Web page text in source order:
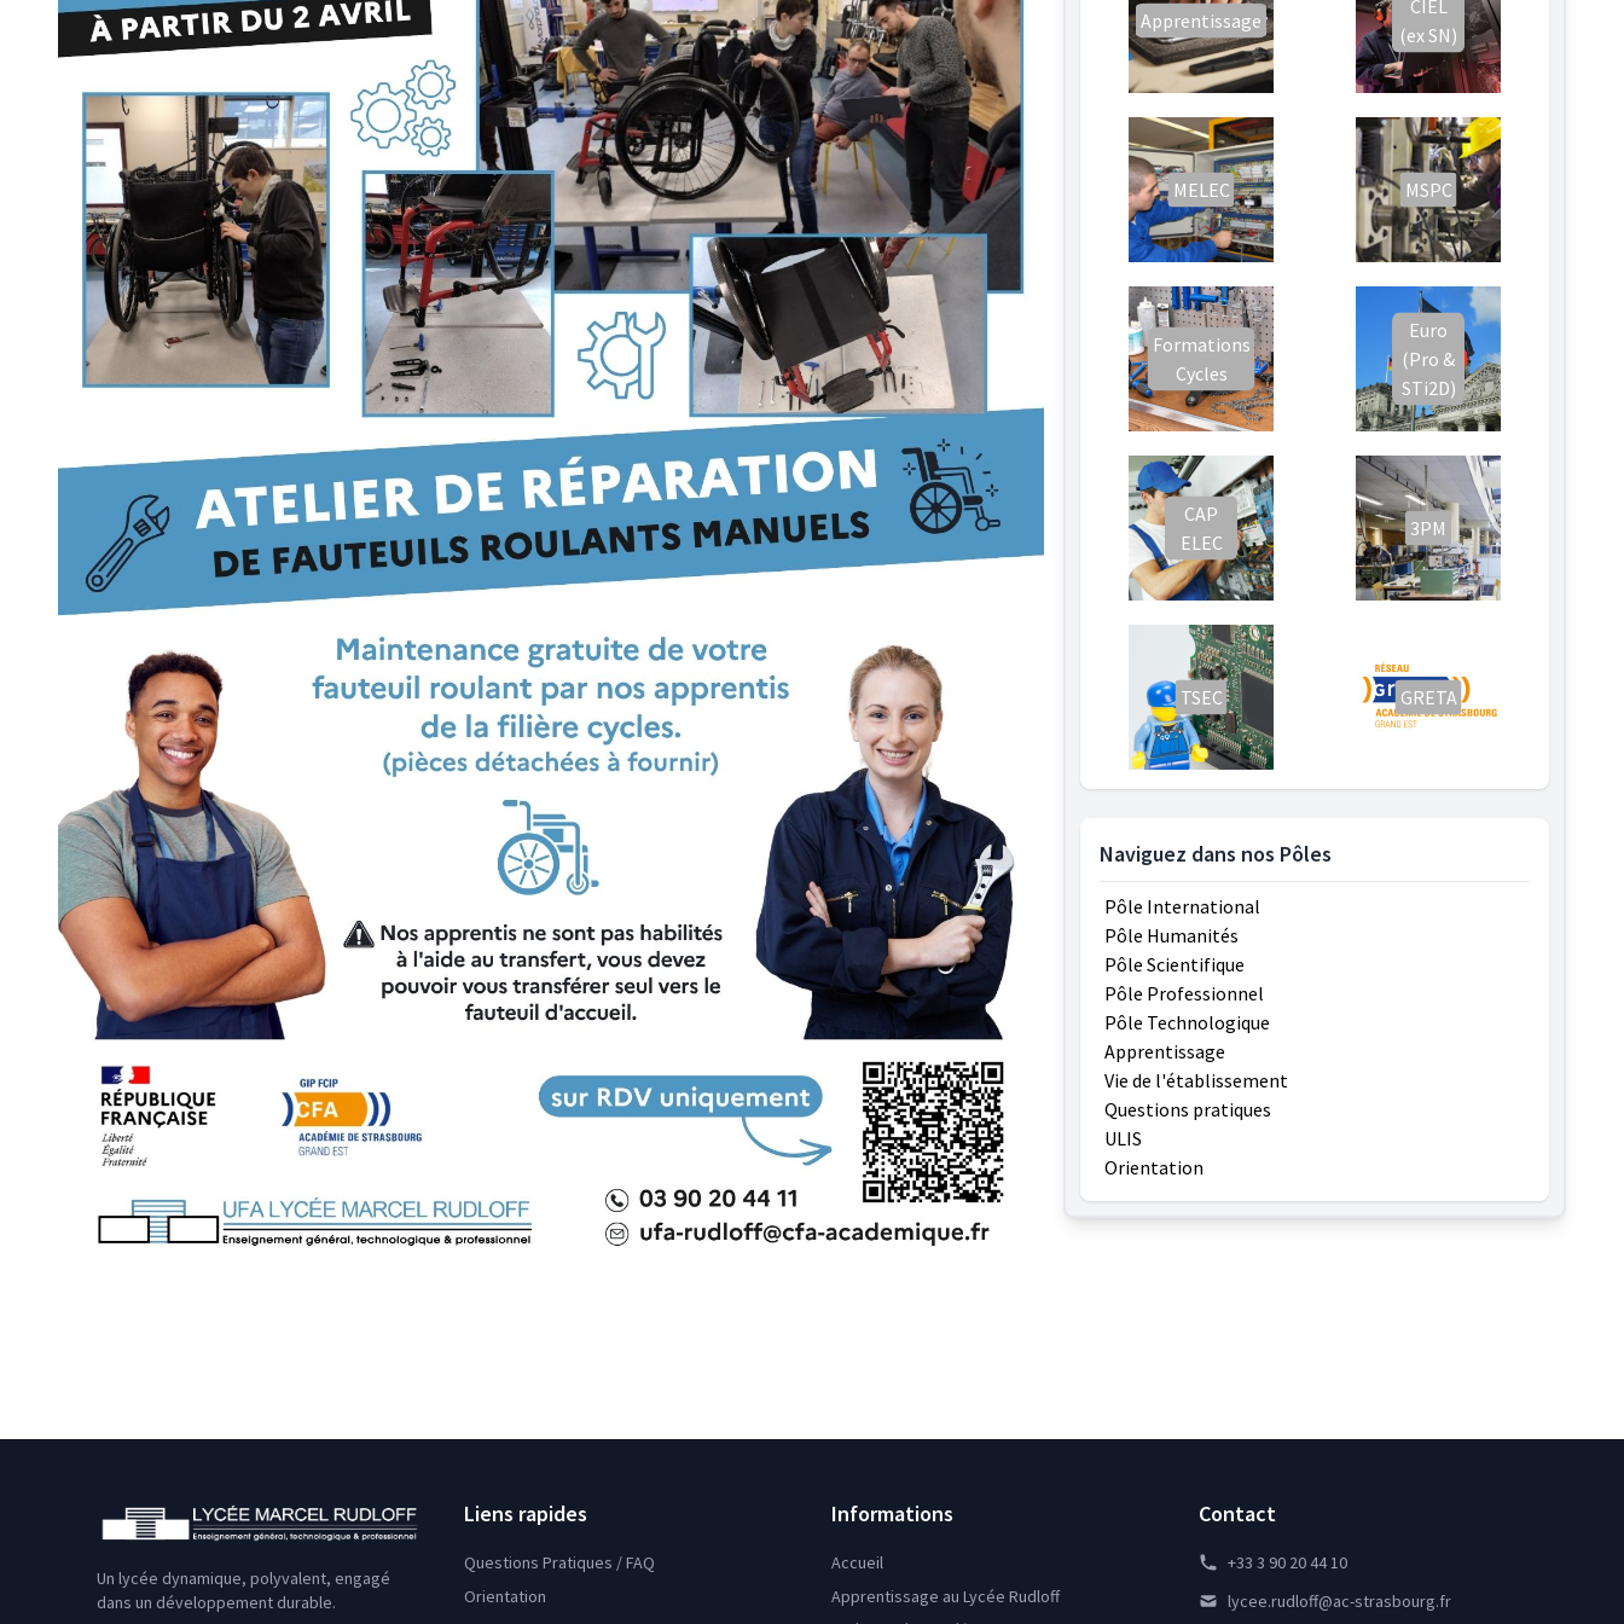
Apprentissage
CIEL
(ex SN)
MELEC MSPC
Formations
Cycles
Euro
(Pro &
STi2D)
CAP
ELEC
3PM
TSEC GRETA
Naviguez dans nos Pôles
Pôle International
Pôle Humanités
Pôle Scientifique
Pôle Professionnel
Pôle Technologique
Apprentissage
Vie de l'établissement
Questions pratiques
ULIS
Orientation
Un lycée dynamique, polyvalent, engagé
dans un développement durable.
Liens rapides
Questions Pratiques / FAQ
Orientation
Informations
Accueil
Apprentissage au Lycée Rudloff
Contact
+33 3 90 20 44 10
lycee.rudloff@ac-strasbourg.fr